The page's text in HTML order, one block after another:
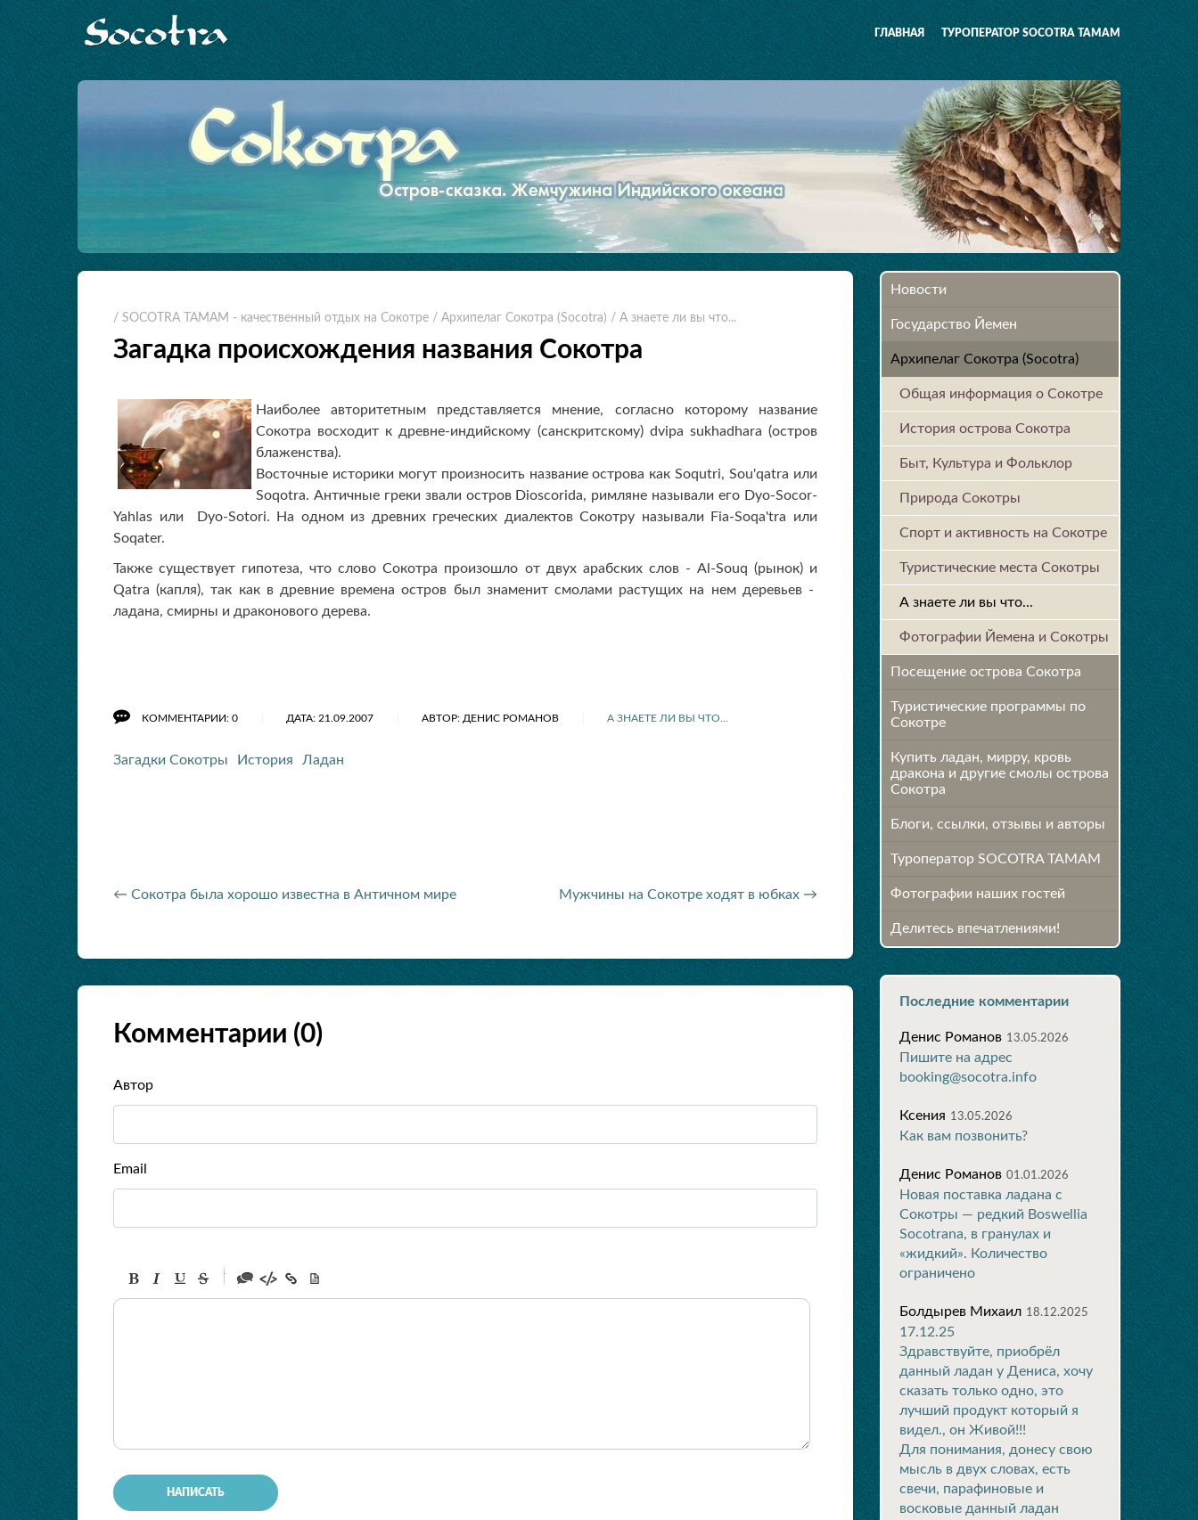
ГЛАВНАЯ ТУРОПЕРАТОР SOCOTRA TAMAM
/ SOCOTRA TAMAM - качественный отдых на Сокотре / Архипелаг Сокотра (Socotra) / А знаете ли вы что...
Загадка происхождения названия Сокотра
Наиболее авторитетным представляется мнение, согласно которому название
Сокотра восходит к древне-индийскому (санскритскому) dvipa sukhadhara (остров
блаженства).
Восточные историки могут произносить название острова как Soqutri, Sou'qatra или
Soqotra. Античные греки звали остров Dioscorida, римляне называли его Dyo-Socor-
Yahlas или Dyo-Sotori. На одном из древних греческих диалектов Сокотру называли Fia-Soqa'tra или
Soqater.
Также существует гипотеза, что слово Сокотра произошло от двух арабских слов - Al-Souq (рынок) и
Qatra (капля), так как в древние времена остров был знаменит смолами растущих на нем деревьев -
ладана, смирны и драконового дерева.
КОММЕНТАРИИ: 0 ДАТА: 21.09.2007 АВТОР: ДЕНИС РОМАНОВ А ЗНАЕТЕ ЛИ ВЫ ЧТО...
Загадки Сокотры История Ладан
← Сокотра была хорошо известна в Античном мире Мужчины на Сокотре ходят в юбках →
Комментарии (0)
Автор
Email
-
-
Новости
Государство Йемен
Архипелаг Сокотра (Socotra)
Общая информация о Сокотре
История острова Cокотра
Быт, Культура и Фольклор
Природа Сокотры
Спорт и активность на Сокотре
Туристические места Сокотры
А знаете ли вы что...
Фотографии Йемена и Сокотры
Посещение острова Cокотра
Туристические программы по
Сокотре
Купить ладан, мирру, кровь
дракона и другие смолы острова
Сокотра
Блоги, ссылки, отзывы и авторы
Туроператор SOCOTRA TAMAM
Фотографии наших гостей
Делитесь впечатлениями!
Последние комментарии
Денис Романов 13.05.2026
Пишите на адрес
booking@socotra.info
Ксения 13.05.2026
Как вам позвонить?
Денис Романов 01.01.2026
Новая поставка ладана с
Сокотры — редкий Boswellia
Socotrana, в гранулах и
«жидкий». Количество
ограничено
Болдырев Михаил 18.12.2025
17.12.25
Здравствуйте, приобрёл
данный ладан у Дениса, хочу
сказать только одно, это
лучший продукт который я
видел., он Живой!!!
Для понимания, донесу свою
мысль в двух словах, есть
свечи, парафиновые и
восковые данный ладан